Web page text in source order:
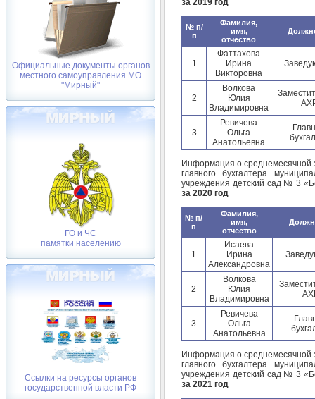
Официальные документы органов
местного самоуправления МО
"Мирный"
ГО и ЧС
памятки населению
Ссылки на ресурсы органов
государственной власти РФ
№ п/
п
Фамилия,
имя,
отчество
1
Фаттахова
Ирина
Викторовна
2
Волкова
Юлия
Владимировна
3
Ревичева
Ольга
Анатольевна
Информация о среднемесячной
главного бухгалтера
учреждения детский сад № 3
за 2020 год
№ п/
п
Фамилия,
имя,
отчество
1
Исаева
Ирина
Александровна
2
Волкова
Юлия
Владимировна
3
Ревичева
Ольга
Анатольевна
Информация о среднемесячной
главного бухгалтера
учреждения детский сад № 3
за 2021 год